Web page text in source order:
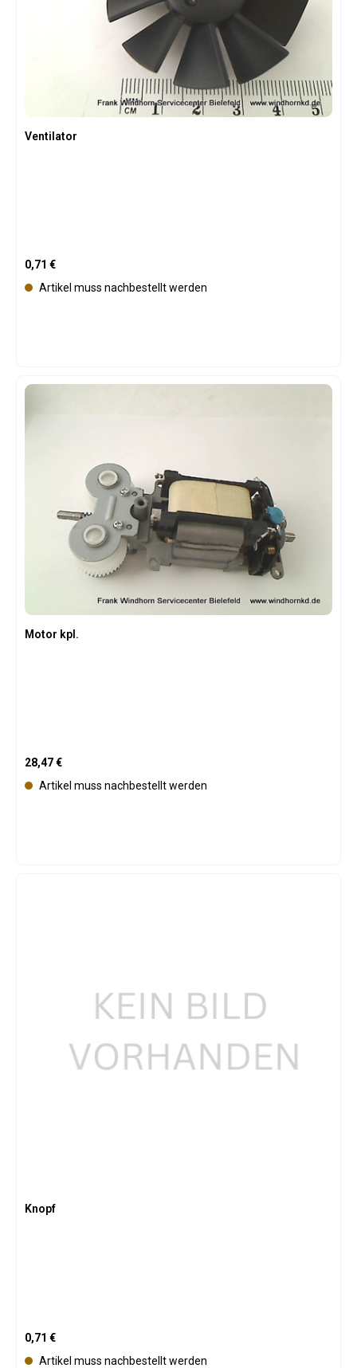
Ventilator
Regulärer Preis:
0,71 €
Artikel muss nachbestellt werden
Motor kpl.
Regulärer Preis:
28,47 €
Artikel muss nachbestellt werden
Knopf
Regulärer Preis:
0,71 €
Artikel muss nachbestellt werden